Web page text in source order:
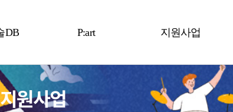
DB P:art 지원사업
평택시
수도권
지원사업